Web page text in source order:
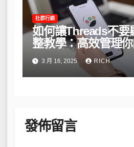
社群行銷
如何讓Threads不要
整教學：高效管理
私與數據安全
3 月 16, 2025 RICH
發佈留言